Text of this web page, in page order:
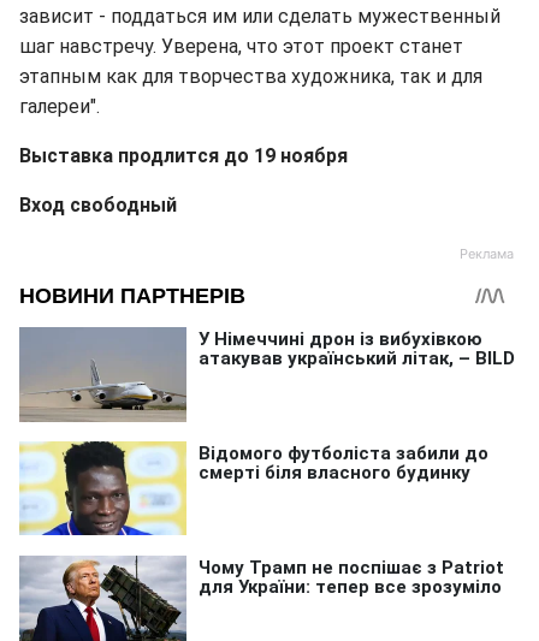
зависит - поддаться им или сделать мужественный
шаг навстречу. Уверена, что этот проект станет
этапным как для творчества художника, так и для
галереи".
Выставка продлится до 19 ноября
Вход свободный